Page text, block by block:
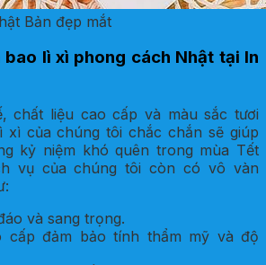
Bản đẹp mắt
bao lì xì phong cách Nhật tại In
chất liệu cao cấp và màu sắc tươi
xì của chúng tôi chắc chắn sẽ giúp
kỷ niệm khó quên trong mùa Tết
vụ của chúng tôi còn có vô vàn
và sang trọng.
cấp đảm bảo tính thẩm mỹ và độ